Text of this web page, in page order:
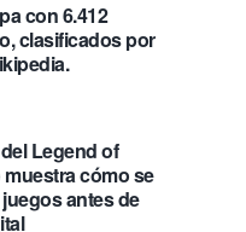
con 6.412
clasificados por
Legend of
cómo se
antes de